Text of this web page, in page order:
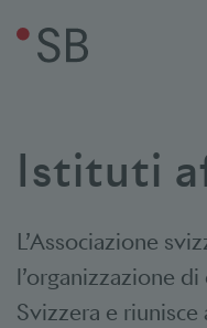
Istituti
L’Associazione
l’organizzazione
Svizzera e